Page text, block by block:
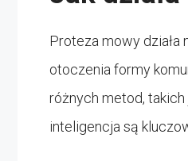
Proteza mowy działa
otoczenia formy
różnych metod,
inteligencja są